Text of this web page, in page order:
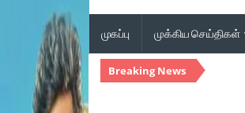
முகப்பு முக்கிய செய்திகள்
Breaking News